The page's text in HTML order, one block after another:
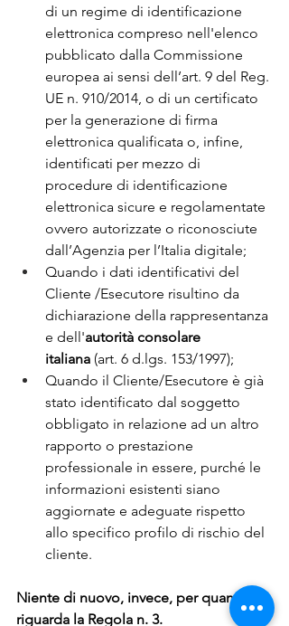
di un regime di identificazione
elettronica compreso nell'elenco
pubblicato dalla Commissione
europea ai sensi dell’art. 9 del Reg.
UE n. 910/2014, o di un certificato
per la generazione di firma
elettronica qualificata o, infine,
identificati per mezzo di
procedure di identificazione
elettronica sicure e regolamentate
ovvero autorizzate o riconosciute
dall’Agenzia per l’Italia digitale;
Quando i dati identificativi del
Cliente /Esecutore risultino da
dichiarazione della rappresentanza
e dell'autorità consolare
italiana (art. 6 d.lgs. 153/1997);
Quando il Cliente/Esecutore è già
stato identificato dal soggetto
obbligato in relazione ad un altro
rapporto o prestazione
professionale in essere, purché le
informazioni esistenti siano
aggiornate e adeguate rispetto
allo specifico profilo di rischio del
cliente.
Niente di nuovo, invece, per quanto
riguarda la Regola n. 3.